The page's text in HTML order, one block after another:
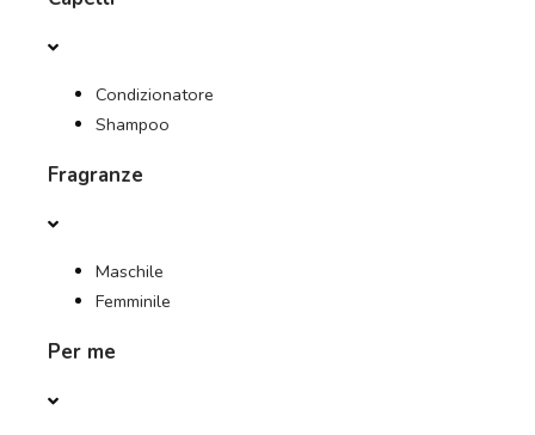
Condizionatore
Shampoo
Fragranze
Maschile
Femminile
Per me